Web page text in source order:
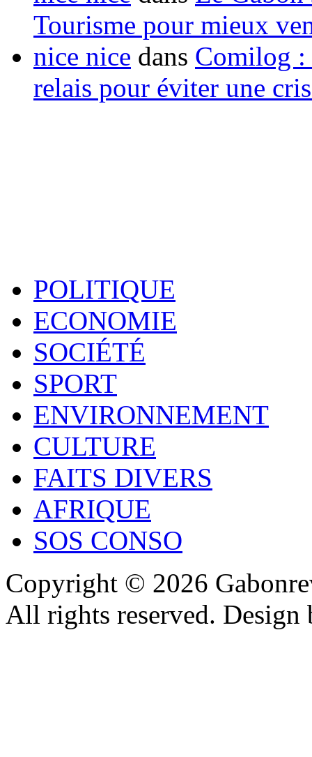
Tourisme pour mieux
nice nice dans Comilog :
relais pour éviter une
POLITIQUE
ECONOMIE
SOCIÉTÉ
SPORT
ENVIRONNEMENT
CULTURE
FAITS DIVERS
AFRIQUE
SOS CONSO
Copyright © 2026
All rights reserved.